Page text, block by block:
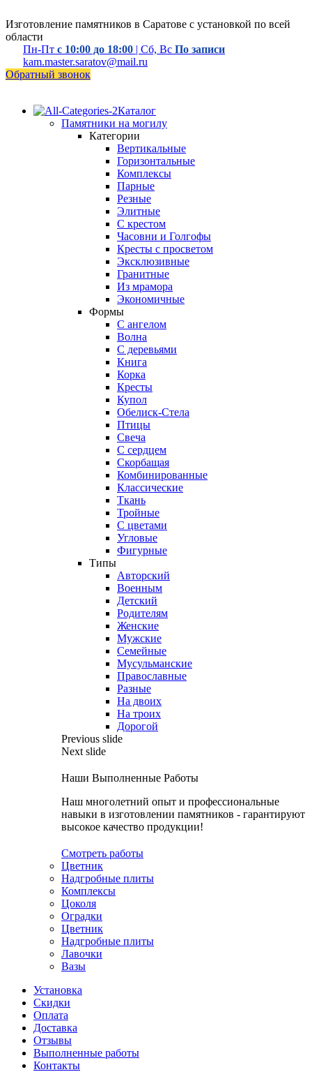
Изготовление памятников в Саратове с установкой по всей
области
Пн-Пт с 10:00 до 18:00 | Сб, Вс По записи
kam.master.saratov@mail.ru
Обратный звонок
Каталог
Памятники на могилу
Категории
Вертикальные
Горизонтальные
Комплексы
Парные
Резные
Элитные
С крестом
Часовни и Голгофы
Кресты с просветом
Эксклюзивные
Гранитные
Из мрамора
Экономичные
Формы
С ангелом
Волна
С деревьями
Книга
Корка
Кресты
Купол
Обелиск-Стела
Птицы
Свеча
С сердцем
Скорбащая
Комбинированные
Классические
Ткань
Тройные
С цветами
Угловые
Фигурные
Типы
Авторский
Военным
Детский
Родителям
Женские
Мужские
Семейные
Мусульманские
Православные
Разные
На двоих
На троих
Дорогой
Previous slide
Next slide
Наши Выполненные Работы
Наш многолетний опыт и профессиональные
навыки в изготовлении памятников - гарантируют
высокое качество продукции!
Смотреть работы
Цветник
Надгробные плиты
Комплексы
Цоколя
Оградки
Цветник
Надгробные плиты
Лавочки
Вазы
Установка
Скидки
Оплата
Доставка
Отзывы
Выполненные работы
Контакты